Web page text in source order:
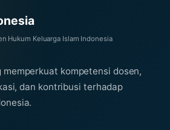
Hukum Keluarga Islam Indonesia
kompetensi dosen,
dan kontribusi terhadap